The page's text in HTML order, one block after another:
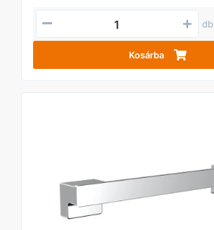
db
Kosárba